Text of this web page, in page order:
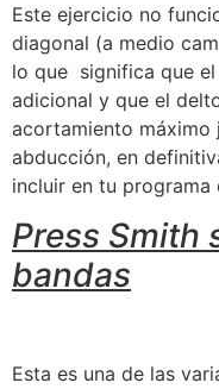
Este ejercicio no
diagonal (a medio
lo que significa que
adicional y que el
acortamiento máximo
abducción, en
incluir en tu programa
Press Smith
bandas
Esta es una de las